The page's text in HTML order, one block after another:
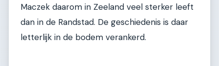
Maczek daarom in Zeeland veel sterker leeft
dan in de Randstad. De geschiedenis is daar
letterlijk in de bodem verankerd.